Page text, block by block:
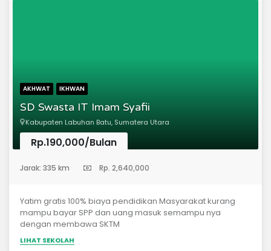
AKHWAT IKHWAN
SD Swasta IT Imam Syafii
Kabupaten Labuhan Batu, Sumatera Utara
Rp.190,000/Bulan
Jarak: 335 km Rp. 2,640,000
Yatim gratis 100% biaya pendidikan Masyarakat kurang
mampu bayar SPP dan uang masuk semampu nya
dengan membawa SKTM
LIHAT SEKOLAH